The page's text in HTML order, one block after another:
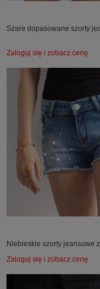
Szare dopasowane szorty
Zaloguj się i zobacz cenę
Niebieskie szorty jeansowe z
Zaloguj się i zobacz cenę